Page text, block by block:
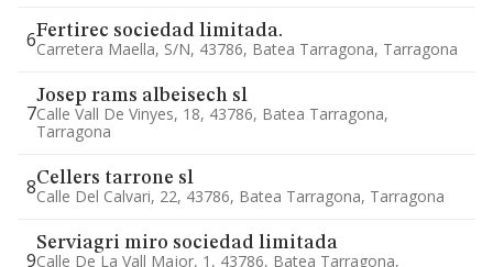
6Fertirec sociedad limitada.
Carretera Maella, S/n, 43786, Batea Tarragona, Tarragona
7
Josep rams albeisech sl
Calle Vall De Vinyes, 18, 43786, Batea Tarragona,
Tarragona
8Cellers tarrone sl
Calle Del Calvari, 22, 43786, Batea Tarragona, Tarragona
9
Serviagri miro sociedad limitada
Calle De La Vall Major, 1, 43786, Batea Tarragona,